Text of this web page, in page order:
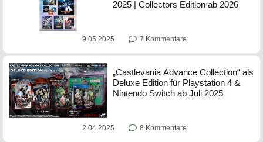
2025 | Collectors Edition ab 2026
9.05.2025 7 Kommentare
„Castlevania Advance Collection“ als
Deluxe Edition für Playstation 4 &
Nintendo Switch ab Juli 2025
2.04.2025 8 Kommentare